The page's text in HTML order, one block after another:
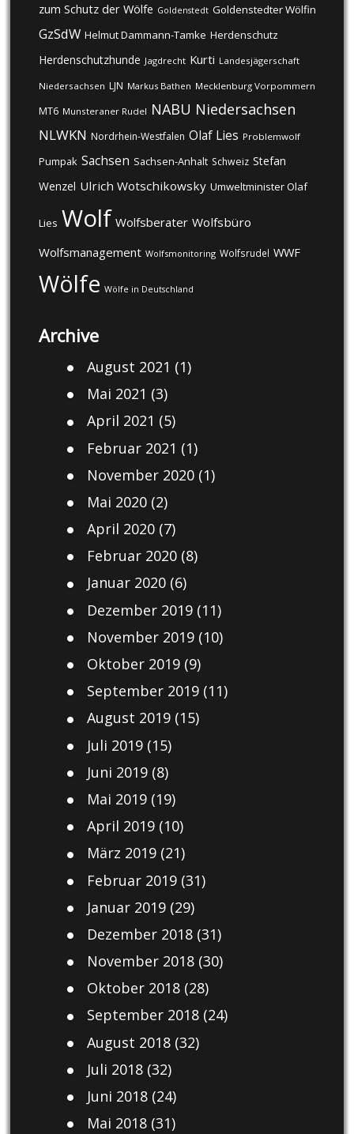
zum Schutz der Wölfe Goldenstedt Goldenstedter Wölfin
GzSdW Helmut Dammann-Tamke Herdenschutz
Herdenschutzhunde Jagdrecht Kurti Landesjägerschaft
Niedersachsen LJN Markus Bathen Mecklenburg Vorpommern
MT6 Munsteraner Rudel NABU Niedersachsen
NLWKN Nordrhein-Westfalen Olaf Lies Problemwolf
Pumpak Sachsen Sachsen-Anhalt Schweiz Stefan
Wenzel Ulrich Wotschikowsky Umweltminister Olaf
Lies Wolf Wolfsberater Wolfsbüro
Wolfsmanagement Wolfsmonitoring Wolfsrudel WWF
Wölfe Wölfe in Deutschland
Archive
August 2021 (1)
Mai 2021 (3)
April 2021 (5)
Februar 2021 (1)
November 2020(1)
Mai 2020(2)
April 2020(7)
Februar 2020(8)
Januar 2020(6)
Dezember 2019(11)
November 2019(10)
Oktober 2019(9)
September 2019(11)
August 2019(15)
Juli 2019(15)
Juni 2019(8)
Mai 2019(19)
April 2019(10)
März 2019(21)
Februar 2019(31)
Januar 2019(29)
Dezember 2018(31)
November 2018(30)
Oktober 2018(28)
September 2018(24)
August 2018(32)
Juli 2018(32)
Juni 2018(24)
Mai 2018(31)